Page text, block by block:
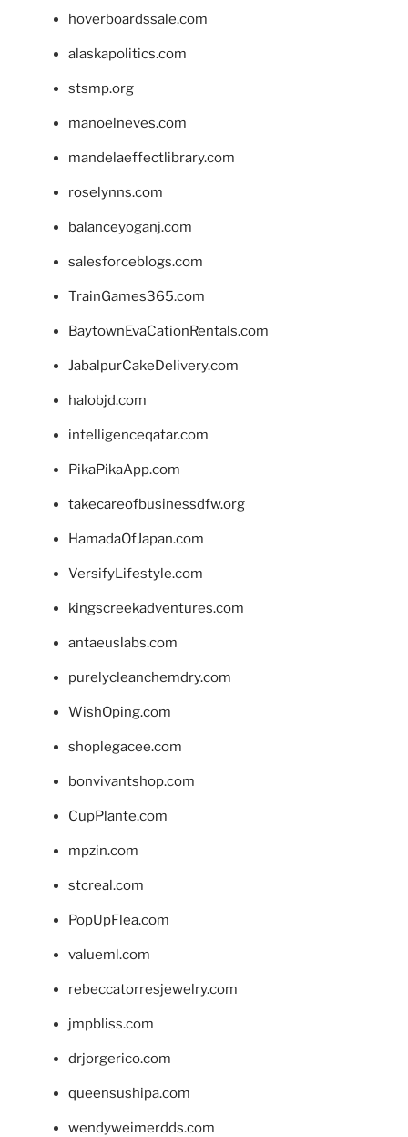
hoverboardssale.com
alaskapolitics.com
stsmp.org
manoelneves.com
mandelaeffectlibrary.com
roselynns.com
balanceyoganj.com
salesforceblogs.com
TrainGames365.com
BaytownEvaCationRentals.com
JabalpurCakeDelivery.com
halobjd.com
intelligenceqatar.com
PikaPikaApp.com
takecareofbusinessdfw.org
HamadaOfJapan.com
VersifyLifestyle.com
kingscreekadventures.com
antaeuslabs.com
purelycleanchemdry.com
WishOping.com
shoplegacee.com
bonvivantshop.com
CupPlante.com
mpzin.com
stcreal.com
PopUpFlea.com
valueml.com
rebeccatorresjewelry.com
jmpbliss.com
drjorgerico.com
queensushipa.com
wendyweimerdds.com